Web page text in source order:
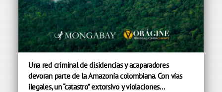
Una red criminal de disidencias y acaparadores
devoran parte de la Amazonía colombiana. Con vías
ilegales, un “catastro” extorsivo y violaciones...